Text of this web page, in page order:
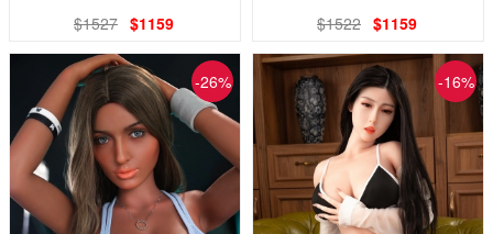
$1527 $1159 $1522 $1159
-26% -16%